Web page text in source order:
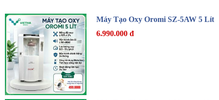
Máy Tạo Oxy Oromi SZ-5AW 5 Lít
6.990.000 đ